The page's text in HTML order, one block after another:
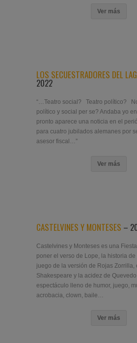
Ver más
LOS SECUESTRADORES DEL
2022
“…Teatro social? Teatro político?
político y social per se? Andaba yo
pronto aparece una noticia en el
para cuatro jubilados alemanes por
asesor fiscal…”
Ver más
CASTELVINES Y MONTESES –
Castelvines y Monteses es una
poner el verso de Lope, la historia de
juego de la versión de Rojas Zorrilla,
Shakespeare y la acidez de
espectáculo lleno de humor, juego,
acrobacia, clown, baile…
Ver más